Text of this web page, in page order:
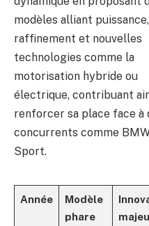
modèles alliant puissance,
raffinement et nouvelles
technologies comme la
motorisation hybride ou
électrique, contribuant
renforcer sa place face à
concurrents comme
Sport.
Année
Modèle
phare